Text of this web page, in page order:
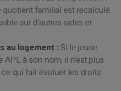
familial est recalculé
sur d'autres aides et
au logement : Si le jeune
APL à son nom, il n'est plus
qui fait évoluer les droits